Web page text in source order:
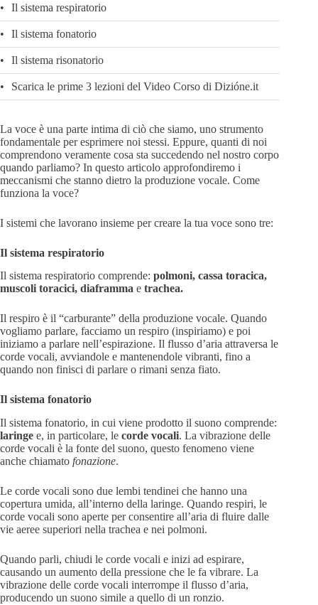
Il sistema respiratorio
Il sistema fonatorio
Il sistema risonatorio
Scarica le prime 3 lezioni del Video Corso di Dizióne.it
La voce è una parte intima di ciò che siamo, uno strumento
fondamentale per esprimere noi stessi. Eppure, quanti di noi
comprendono veramente cosa sta succedendo nel nostro corpo
quando parliamo? In questo articolo approfondiremo i
meccanismi che stanno dietro la produzione vocale. Come
funziona la voce?
I sistemi che lavorano insieme per creare la tua voce sono tre:
Il sistema respiratorio
Il sistema respiratorio comprende: polmoni, cassa toracica,
muscoli toracici, diaframma e trachea.
Il respiro è il “carburante” della produzione vocale. Quando
vogliamo parlare, facciamo un respiro (inspiriamo) e poi
iniziamo a parlare nell’espirazione. Il flusso d’aria attraversa le
corde vocali, avviandole e mantenendole vibranti, fino a
quando non finisci di parlare o rimani senza fiato.
Il sistema fonatorio
Il sistema fonatorio, in cui viene prodotto il suono comprende:
laringe e, in particolare, le corde vocali. La vibrazione delle
corde vocali è la fonte del suono, questo fenomeno viene
anche chiamato fonazione.
Le corde vocali sono due lembi tendinei che hanno una
copertura umida, all’interno della laringe. Quando respiri, le
corde vocali sono aperte per consentire all’aria di fluire dalle
vie aeree superiori nella trachea e nei polmoni.
Quando parli, chiudi le corde vocali e inizi ad espirare,
causando un aumento della pressione che le fa vibrare. La
vibrazione delle corde vocali interrompe il flusso d’aria,
producendo un suono simile a quello di un ronzio.